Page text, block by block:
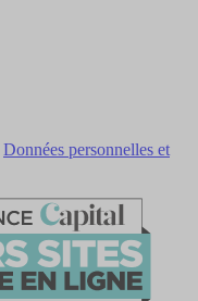
Données personnelles et